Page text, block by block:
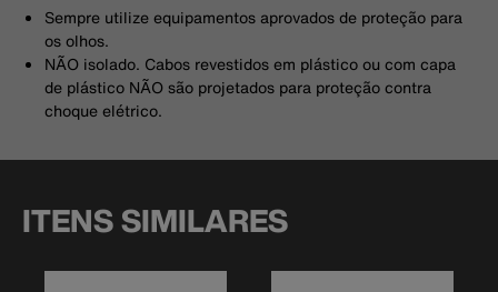
Sempre utilize equipamentos aprovados de proteção para
os olhos.
NÃO isolado. Cabos revestidos em plástico ou com capa
de plástico NÃO são projetados para proteção contra
choque elétrico.
ITENS SIMILARES